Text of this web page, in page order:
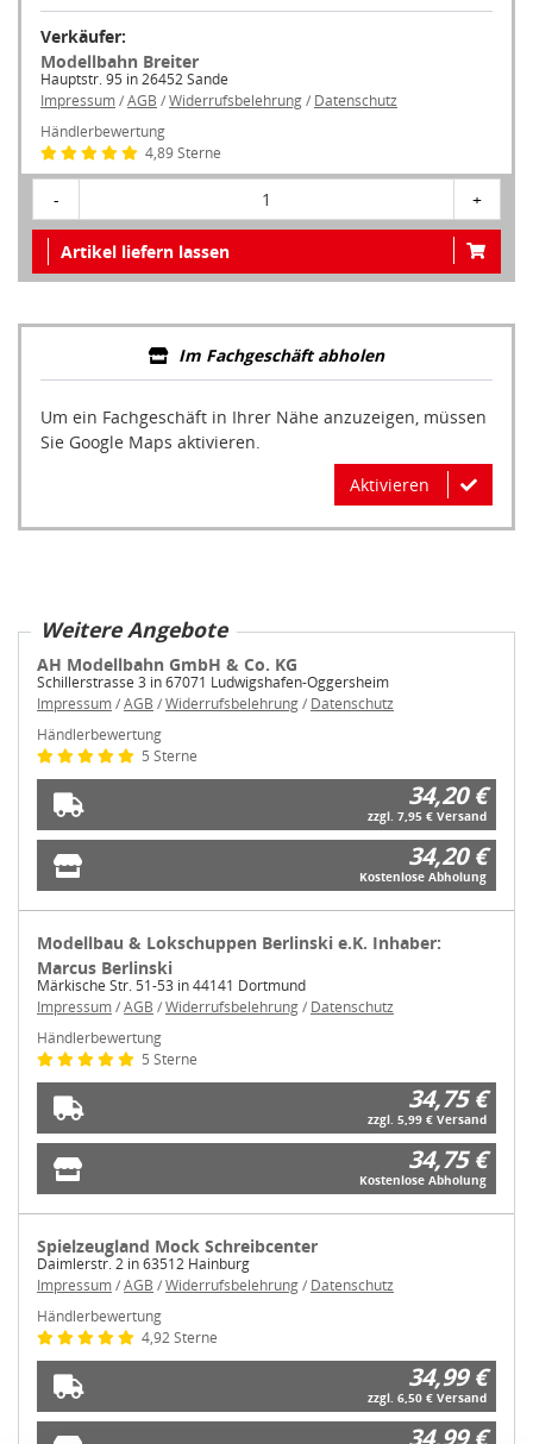
Verkäufer:
Modellbahn Breiter
Hauptstr. 95 in 26452 Sande
Impressum/AGB /Widerrufsbelehrung/ Datenschutz
Händlerbewertung
4,89 Sterne
- 1 +
Artikel liefern lassen
Im Fachgeschäft abholen
Um ein Fachgeschäft in Ihrer Nähe anzuzeigen, müssen
Sie Google Maps aktivieren.
Aktivieren
Weitere Angebote
AH Modellbahn GmbH & Co. KG
Schillerstrasse 3 in 67071 Ludwigshafen-Oggersheim
Impressum/AGB /Widerrufsbelehrung/ Datenschutz
Händlerbewertung
5 Sterne
34,20 €
zzgl. 7,95 € Versand
34,20 €
Kostenlose Abholung
Modellbau & Lokschuppen Berlinski e.K. Inhaber:
Marcus Berlinski
Märkische Str. 51-53 in 44141 Dortmund
Impressum/AGB /Widerrufsbelehrung/ Datenschutz
Händlerbewertung
5 Sterne
34,75 €
zzgl. 5,99 € Versand
34,75 €
Kostenlose Abholung
Spielzeugland Mock Schreibcenter
Daimlerstr. 2 in 63512 Hainburg
Impressum/AGB /Widerrufsbelehrung/ Datenschutz
Händlerbewertung
4,92 Sterne
34,99 €
zzgl. 6,50 € Versand